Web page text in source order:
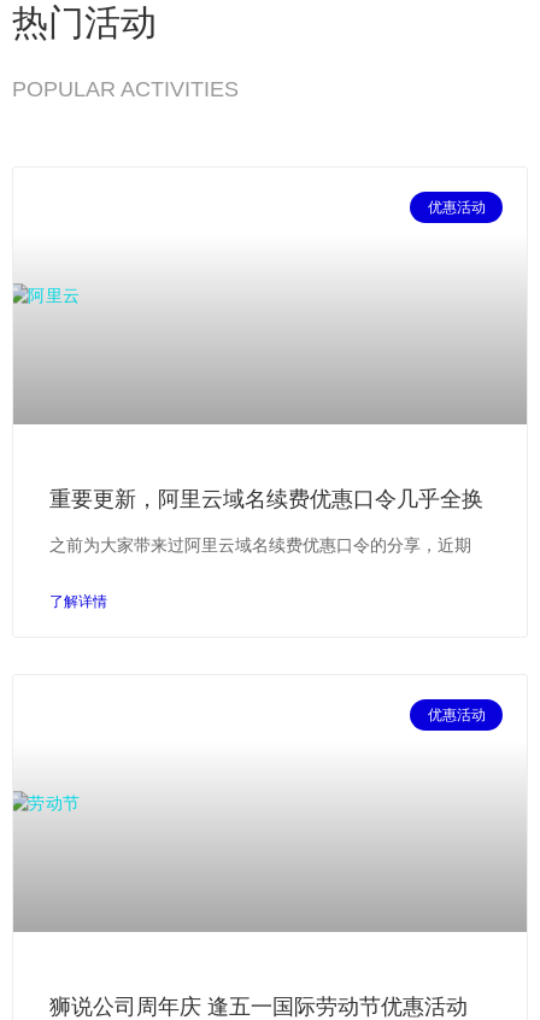
热门活动
POPULAR ACTIVITIES
优惠活动
重要更新，阿里云域名续费优惠口令几乎全换
之前为大家带来过阿里云域名续费优惠口令的分享，近期
了解详情
优惠活动
狮说公司周年庆 逢五一国际劳动节优惠活动